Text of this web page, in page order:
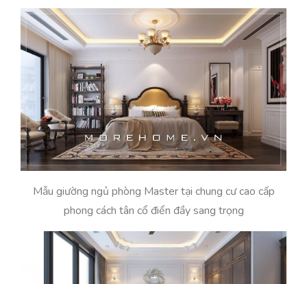
Mẫu giường ngủ phòng Master tại chung cư cao cấp
phong cách tân cổ điển đầy sang trọng